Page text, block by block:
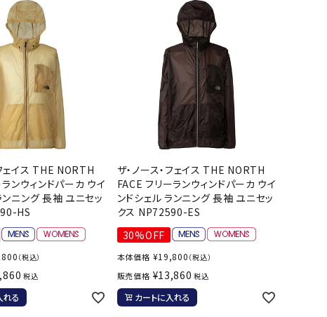
ッキングウェア
ュラフ・寝具
ブル・チェア関連
ブルウェア
ント・タープ用品
ーベキュー・焚き火
グ
ト・ランタン
の他アクセサリー
Wstudio YONEX
ェイス THE NORTH
ンウィンドパーカ ウイ
ンニング 長袖 ユニセッ
HS
（税込）
税込
れる
ザ・ノース・フェイス THE NORTH
FACE フリーランウィンドパーカ ウイ
ンドシェル ランニング 長袖 ユニセッ
クス NP72590-ES
30%OFF
本体価格 ¥19,800 （税込）
販売価格 ¥13,860 税込
カートに入れる